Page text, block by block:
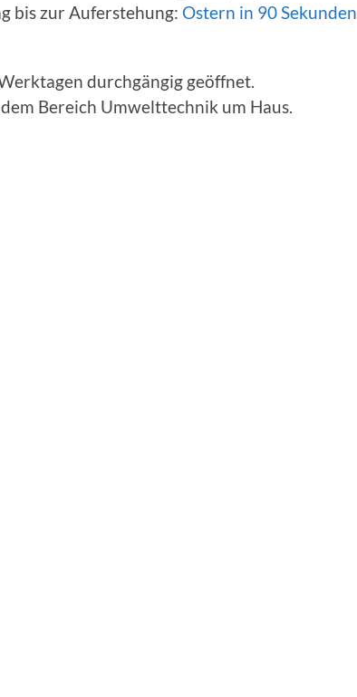
bis zur Auferstehung: Ostern in 90 Sekunden
durchgängig geöffnet.
Bereich Umwelttechnik um Haus.